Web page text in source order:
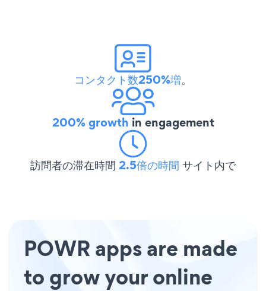
コンタクト数250%増。
200% growth in engagement
訪問者の滞在時間 2.5倍の時間 サイト内で
POWR apps are made
to grow your online